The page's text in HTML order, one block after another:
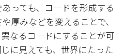
っても、コードを形成する
厚みなどを変えることで、
なるコードにすることが可
に見えても、世界にたった